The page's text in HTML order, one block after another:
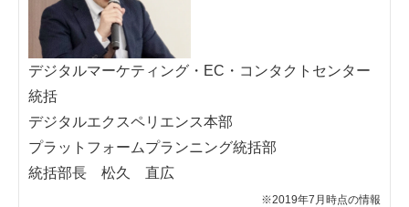
デジタルマーケティング・EC・コンタクトセンター
統括
デジタルエクスペリエンス本部
プラットフォームプランニング統括部
統括部長 松久 直広
※2019年7月時点の情報